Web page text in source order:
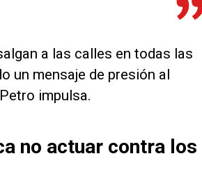
a las calles en todas las
un mensaje de presión al
impulsa.
no actuar contra los